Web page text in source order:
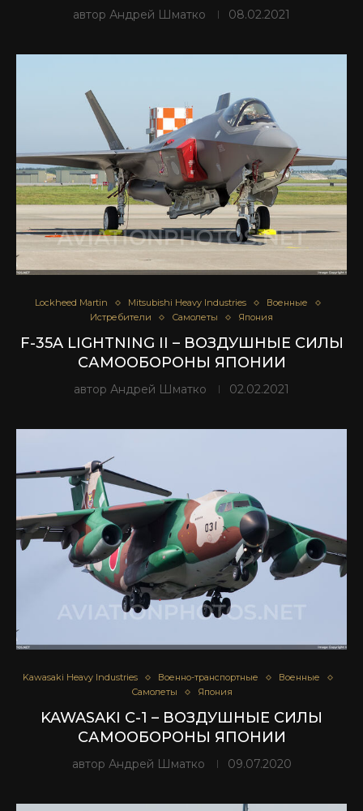
автор Андрей Шматко 08.02.2021
Lockheed Martin Mitsubishi Heavy Industries
Военные
Истребители
Самолеты Япония
F-35A LIGHTNING II – ВОЗДУШНЫЕ СИЛЫ
САМООБОРОНЫ ЯПОНИИ
автор Андрей Шматко 02.02.2021
Kawasaki Heavy Industries Военно-транспортные
Военные
Самолеты
Япония
KAWASAKI C-1 – ВОЗДУШНЫЕ СИЛЫ
САМООБОРОНЫ ЯПОНИИ
автор Андрей Шматко 09.07.2020